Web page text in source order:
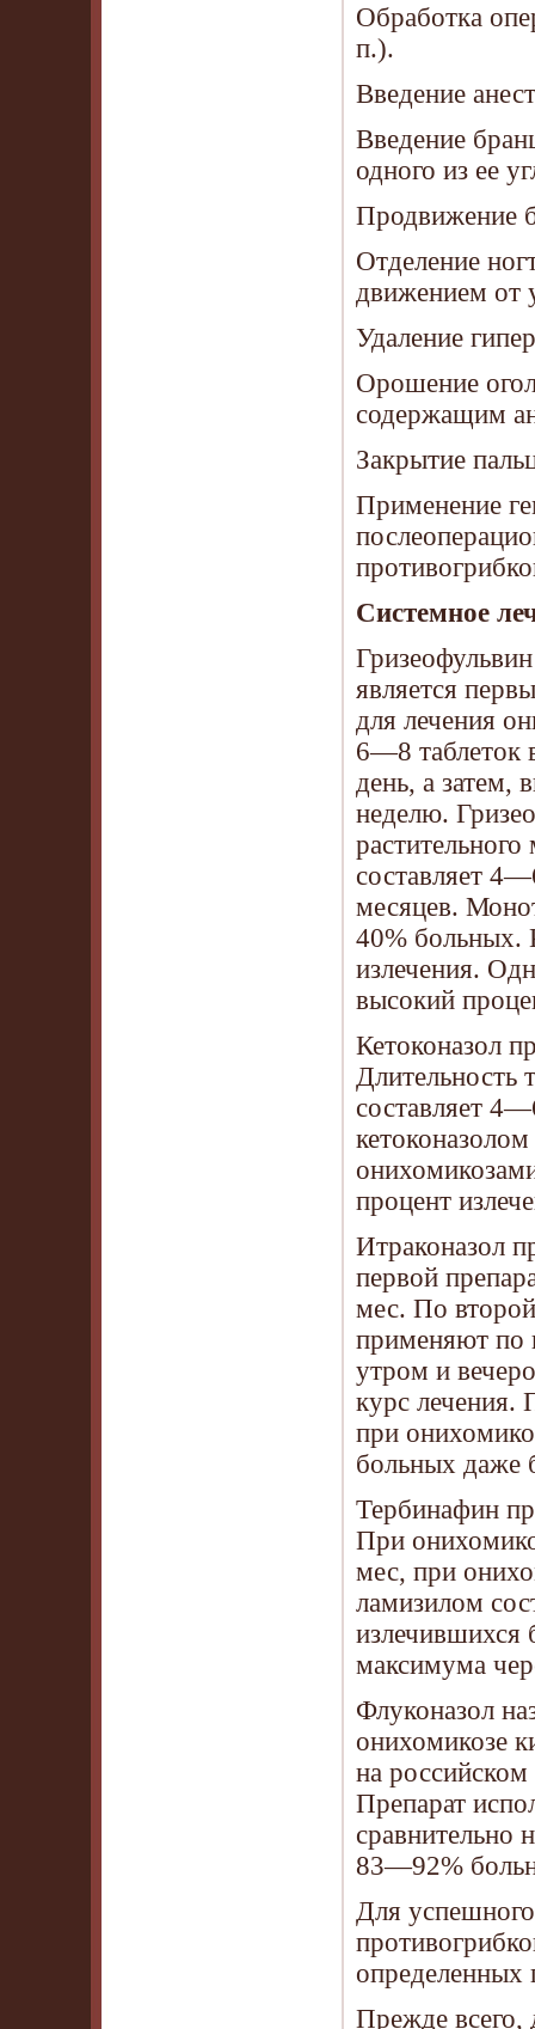
Обработка
п.).
Введение
Введение
одного из ее
Продвижение
Отделение
движением от
Удаление
Орошение
содержащим
Закрытие
Применение
Системное
является
для лечения
6—8 таблеток
день, а затем,
неделю.
составляет
месяцев.
40% больных.
излечения.
высокий
Кетоконазол
Длительность
составляет
процент
Итраконазол
первой
мес. По
применяют по
утром и
курс лечения.
при
больных даже
Тербинафин
При
мес, при
ламизилом
излечившихся
максимума
Флуконазол
онихомикозе
на
Препарат
сравнительно
83—92%
Для
определенных
Прежде всего,